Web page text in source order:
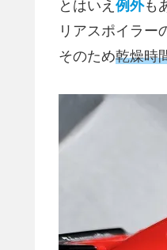
とはいえ 例外も
リアスポイラー
そのため乾燥時